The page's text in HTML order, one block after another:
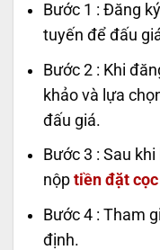
Bước 1 : Đăng
tuyến để đấu
Bước 2 : Khi
khảo và lựa
đấu giá.
Bước 3 : Sau
nộp tiền đặt
Bước 4 : Tham
định.